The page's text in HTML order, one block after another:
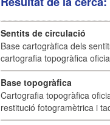
Sentits de circulació
Base cartogràfica dels
cartografia topogràfica
Base topogràfica
Cartografia topogràfica
restitució fotogramètrica i